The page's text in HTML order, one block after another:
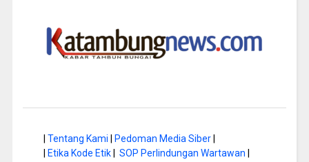
Tentang Kami Pedoman Media Siber|
Etika Kode Etik| SOP Perlindungan Wartawan